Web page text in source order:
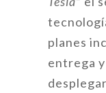
planes
entrega